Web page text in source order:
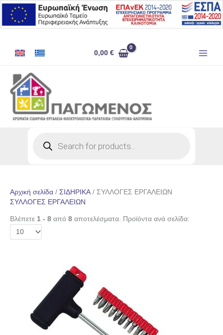
Μετάβαση
στο
περιεχόμενο
0,00€
Αρχική σελίδα / ΣΙΔΗΡΙΚΑ/ ΣΥΛΛΟΓΕΣ ΕΡΓΑΛΕΙΩΝ
ΣΥΛΛΟΓΕΣ ΕΡΓΑΛΕΙΩΝ
Βλέπετε 1 - 8 από 8 αποτελέσματα. Προϊόντα ανά σελίδα: